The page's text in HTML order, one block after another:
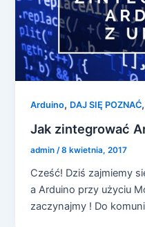
Arduino, DAJ SIĘ POZNAĆ
Jak zintegrować
admin/8 kwietnia, 2017
Cześć! Dziś zajmiemy
a Arduino przy użyciu
zaczynajmy ! Do